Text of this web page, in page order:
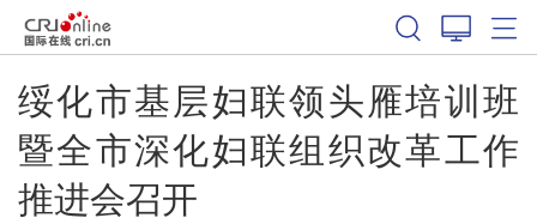
绥化市基层妇联领头雁培训班
暨全市深化妇联组织改革工作
推进会召开